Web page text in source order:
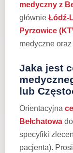
medyczny z
głównie Łódź-
Pyrzowice
medyczne
Jaka jest
lub
Orientacyjna
Bełchatowa
specyfiki
pacjenta).